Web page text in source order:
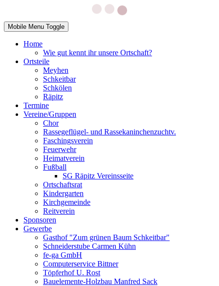
Mobile Menu Toggle
Home
Wie gut kennt ihr unsere Ortschaft?
Ortsteile
Meyhen
Schkeitbar
Schkölen
Räpitz
Termine
Vereine/Gruppen
Chor
Rassegeflügel- und Rassekaninchenzuchtv.
Faschingsverein
Feuerwehr
Heimatverein
Fußball
SG Räpitz Vereinsseite
Ortschaftsrat
Kindergarten
Kirchgemeinde
Reitverein
Sponsoren
Gewerbe
Gasthof "Zum grünen Baum Schkeitbar"
Schneiderstube Carmen Kühn
fe-ga GmbH
Computerservice Bittner
Töpferhof U. Rost
Bauelemente-Holzbau Manfred Sack